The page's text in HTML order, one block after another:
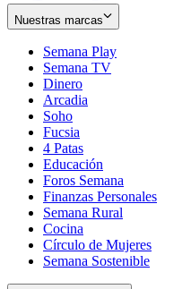
Nuestras marcas
Semana Play
Semana TV
Dinero
Arcadia
Soho
in
new
window
Fucsia
in
new
window
4 Patas
Educación
Foros Semana
Finanzas Personales
Semana Rural
Cocina
Círculo de Mujeres
Semana Sostenible